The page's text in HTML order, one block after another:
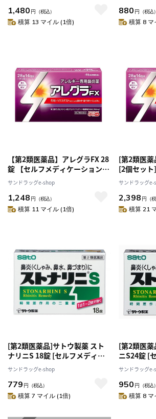
1,480 円 （税込）
積算 13 マイル (1倍)
880 円 （税込）
積算 8 マ
【第2類医薬品】アレグラFX 28
錠 【セルフメディケーション税
制対象】
サンドラッグe-shop
1,248 円 （税込）
積算 11 マイル (1倍)
[第2類医
[2個セッ
ション税制
サンドラッグe-
2,398 円 （
積算 21
[第2類医薬品]サトウ製薬 スト
ナリニS 18錠 [セルフメディケ
ーション税制対象]
サンドラッグe-shop
779 円 （税込）
積算 7 マイル (1倍)
[第2類医
ニS24錠 [
ン税制対象]
サンドラッグe-
950 円 （税込）
積算 8 マ